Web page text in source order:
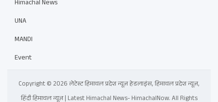
Himachal News
UNA
MANDI
Event
Copyright © 2026 लेटेस्ट हिमाचल प्रदेश न्यूज़ हेडलाइंस, हिमाचल प्रदेश न्यूज़,
हिंदी हिमाचल न्यूज़ | Latest Himachal News- HimachalNow. All Rights